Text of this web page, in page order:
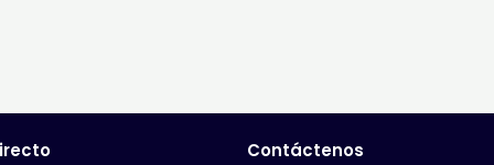
Contáctenos